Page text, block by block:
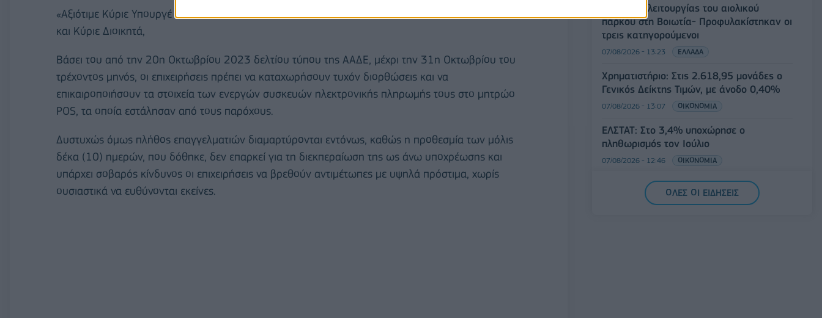
«Αξιότιμε Κύριε Υπουργέ
και Κύριε Διοικητά,
Βάσει του από την 20η Οκτωβρίου 2023 δελτίου τύπου της ΑΑΔΕ, μέχρι την 31η Οκτωβρίου του
τρέχοντος μηνός, οι επιχειρήσεις πρέπει να καταχωρήσουν τυχόν διορθώσεις και να
επικαιροποιήσουν τα στοιχεία των ενεργών συσκευών ηλεκτρονικής πληρωμής τους στο μητρώο
POS, τα οποία εστάλησαν από τους παρόχους.
Δυστυχώς όμως πλήθος επαγγελματιών διαμαρτύρονται εντόνως, καθώς η προθεσμία των μόλις
δέκα (10) ημερών, που δόθηκε, δεν επαρκεί για τη διεκπεραίωση της ως άνω υποχρέωσης και
υπάρχει σοβαρός κίνδυνος οι επιχειρήσεις να βρεθούν αντιμέτωπες με υψηλά πρόστιμα, χωρίς
ουσιαστικά να ευθύνονται εκείνες.
Αναστολή λειτουργίας του αιολικού
πάρκου στη Βοιωτία- Προφυλακίστηκαν οι
τρεις κατηγορούμενοι
07/08/2026 - 13:23 ΕΛΛΑΔΑ
Χρηματιστήριο: Στις 2.618,95 μονάδες ο
Γενικός Δείκτης Τιμών, με άνοδο 0,40%
07/08/2026 - 13:07 ΟΙΚΟΝΟΜΙΑ
ΕΛΣΤΑΤ: Στο 3,4% υποχώρησε ο
πληθωρισμός τον Ιούλιο
07/08/2026 - 12:46 ΟΙΚΟΝΟΜΙΑ
Εμπρησμός της Marfin: Προθεσμία έλαβε
για την απολογία της η 46χρονη
ΟΛΕΣ ΟΙ ΕΙΔΗΣΕΙΣ